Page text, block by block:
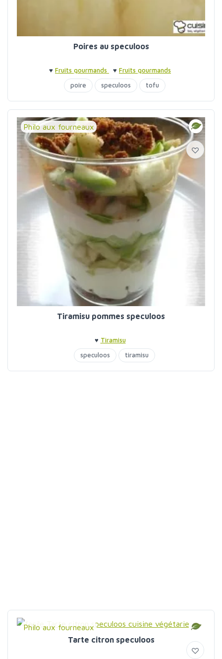
Poires au speculoos
♥ Fruits gourmands ♥ Fruits gourmands
poire
speculoos tofu
Philo aux fourneaux
Tiramisu pommes speculoos
♥ Tiramisu
speculoos
tiramisu
Philo aux fourneaux
Tarte citron speculoos